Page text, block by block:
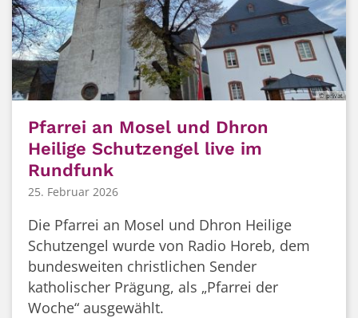
© privat
Pfarrei an Mosel und Dhron
Heilige Schutzengel live im
Rundfunk
25. Februar 2026
Die Pfarrei an Mosel und Dhron Heilige
Schutzengel wurde von Radio Horeb, dem
bundesweiten christlichen Sender
katholischer Prägung, als „Pfarrei der
Woche“ ausgewählt.